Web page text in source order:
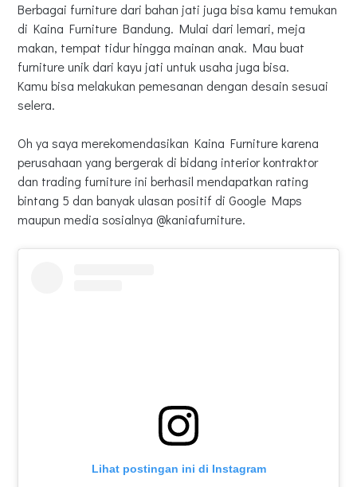
Berbagai furniture dari bahan jati juga bisa kamu temukan
di Kaina Furniture Bandung. Mulai dari lemari, meja
makan, tempat tidur hingga mainan anak. Mau buat
furniture unik dari kayu jati untuk usaha juga bisa.
Kamu bisa melakukan pemesanan dengan desain sesuai
selera.
Oh ya saya merekomendasikan Kaina Furniture karena
perusahaan yang bergerak di bidang interior kontraktor
dan trading furniture ini berhasil mendapatkan rating
bintang 5 dan banyak ulasan positif di Google Maps
maupun media sosialnya @kaniafurniture.
Lihat postingan ini di Instagram